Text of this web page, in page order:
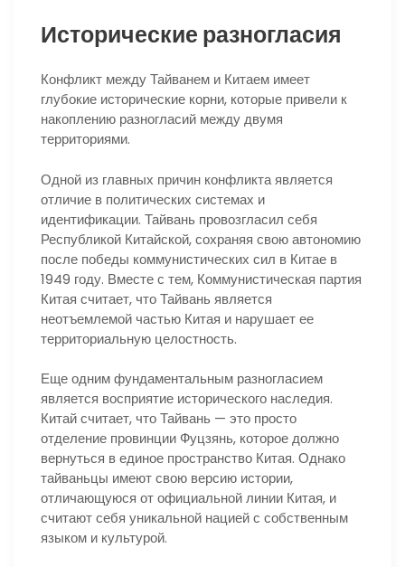
Исторические разногласия
Конфликт между Тайванем и Китаем имеет
глубокие исторические корни, которые привели к
накоплению разногласий между двумя
территориями.
Одной из главных причин конфликта является
отличие в политических системах и
идентификации. Тайвань провозгласил себя
Республикой Китайской, сохраняя свою автономию
после победы коммунистических сил в Китае в
1949 году. Вместе с тем, Коммунистическая партия
Китая считает, что Тайвань является
неотъемлемой частью Китая и нарушает ее
территориальную целостность.
Еще одним фундаментальным разногласием
является восприятие исторического наследия.
Китай считает, что Тайвань — это просто
отделение провинции Фуцзянь, которое должно
вернуться в единое пространство Китая. Однако
тайваньцы имеют свою версию истории,
отличающуюся от официальной линии Китая, и
считают себя уникальной нацией с собственным
языком и культурой.